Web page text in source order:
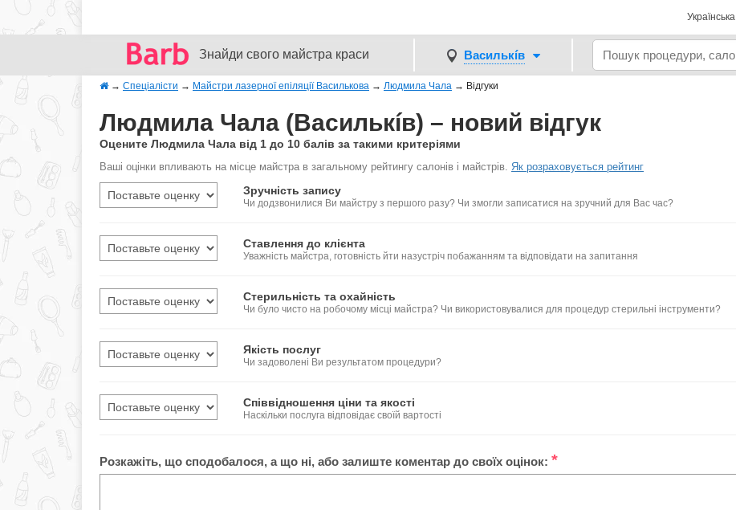
Українська
Знайди свого майстра краси Василькíв
→ Спеціалісти → Майстри лазерної епіляції Василькова → Людмила Чала → Відгуки
Людмила Чала (Василькíв) – новий відгук
Оцените Людмила Чала від 1 до 10 балів за такими критеріями
Ваші оцінки впливають на місце майстра в загальному рейтингу салонів і майстрів. Як розраховується рейтинг
Зручність запису
Чи додзвонилися Ви майстру з першого разу? Чи змогли записатися на зручний для Вас час?
Ставлення до клієнта
Уважність майстра, готовність йти назустріч побажанням та відповідати на запитання
Стерильність та охайність
Чи було чисто на робочому місці майстра? Чи використовувалися для процедур стерильні інструменти?
Якість послуг
Чи задоволені Ви результатом процедури?
Співвідношення ціни та якості
Наскільки послуга відповідає своїй вартості
Розкажіть, що сподобалося, а що ні, або залиште коментар до своїх оцінок: *